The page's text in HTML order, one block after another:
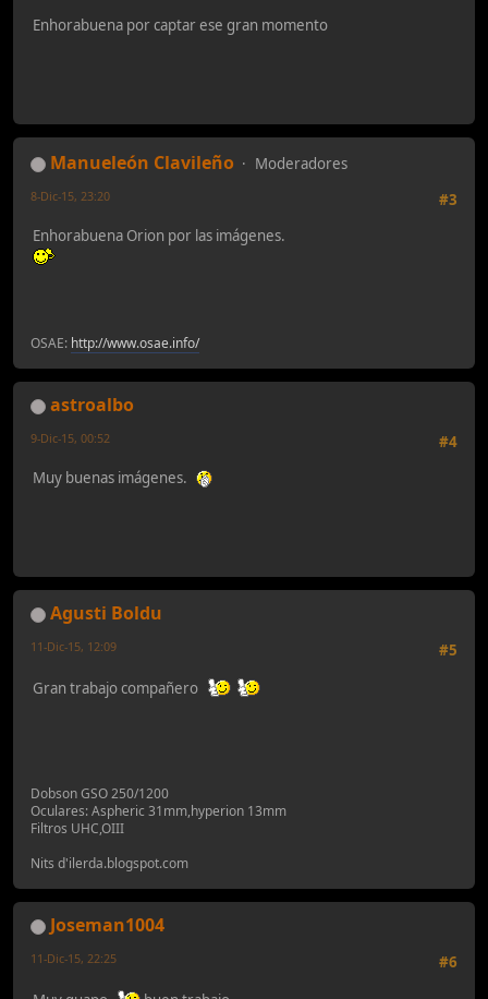
Enhorabuena por captar ese gran momento
Manueleón Clavileño
Moderadores
#3
8-Dic-15, 23:20
Enhorabuena Orion por las imágenes.
OSAE: http://www.osae.info/
astroalbo
#4
9-Dic-15, 00:52
Muy buenas imágenes.
Agusti Boldu
#5
11-Dic-15, 12:09
Gran trabajo compañero
Dobson GSO 250/1200
Oculares: Aspheric 31mm,hyperion 13mm
Filtros UHC,OIII
Nits d'ilerda.blogspot.com
Joseman1004
#6
11-Dic-15, 22:25